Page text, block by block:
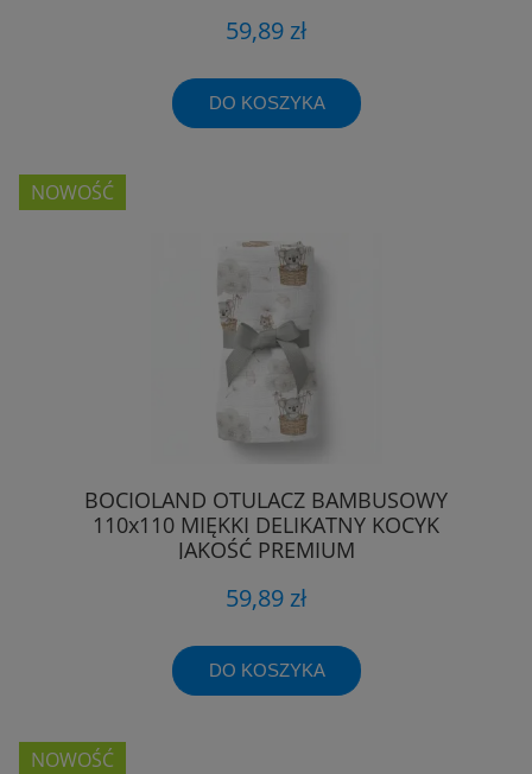
59,89 zł
DO KOSZYKA
BOCIOLAND OTULACZ BAMBUSOWY
110x110 MIĘKKI DELIKATNY KOCYK
JAKOŚĆ PREMIUM
59,89 zł
DO KOSZYKA
NOWOŚĆ
NOWOŚĆ